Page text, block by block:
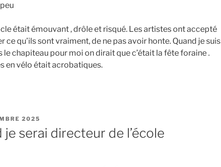
était émouvant , drôle et risqué. Les artistes ont accepté
ce qu’ils sont vraiment, de ne pas avoir honte. Quand je suis
le chapiteau pour moi on dirait que c’était la fête foraine .
en vélo était acrobatiques.
2025
je serai directeur de l’école